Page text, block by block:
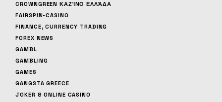
CROWNGREEN ΚΑΖΊΝΟ ΕΛΛΆΔΑ
FAIRSPIN-CASINO
FINANCE, CURRENCY TRADING
FOREX NEWS
GAMBL
GAMBLING
GAMES
GANGSTA GREECE
JOKER 8 ONLINE CASINO